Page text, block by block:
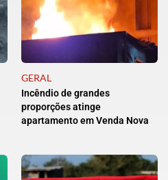
GERAL
Incêndio de grandes
proporções atinge
apartamento em Venda Nova